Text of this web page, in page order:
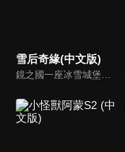
雪后奇緣(中文版)
鏡之國一座冰雪城堡，冰雪女王警告女兒艾拉神祕封印下住著邪惡的冰雪妖魔。山精旅行家來到冰雪城堡探險，卻意外打開封印，釋放出邪惡冰雪妖魔不僅擾亂鏡之國和人類世界。艾拉和山精一起尋找冒險家凱和格爾達，只有他們能幫助對付冰雪妖魔。究竟他們能否擊敗這些冰雪妖魔，解除鏡之國和人類世界的危機？